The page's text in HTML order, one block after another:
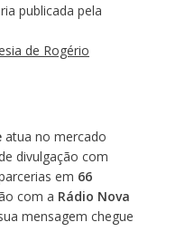
publicada pela
de Rogério
atua no mercado
divulgação com
em 66
com a Rádio Nova
mensagem chegue